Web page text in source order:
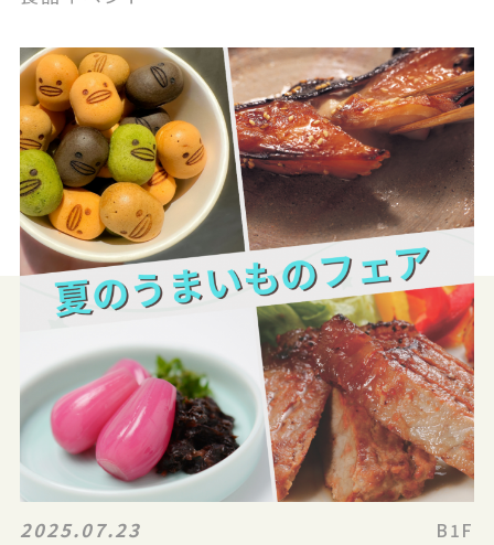
2025.07.23 B1F